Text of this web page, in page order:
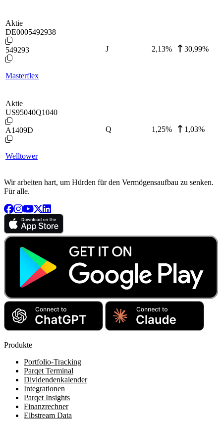
Aktie
DE0005492938
549293
Masterflex
J 2,13% 30,99%
Aktie
US95040Q1040
A1409D
Welltower
Q 1,25% 1,03%
Wir arbeiten hart, um Hürden für den Vermögensaufbau zu senken.
Für alle.
Produkte
Portfolio-Tracking
Parqet Terminal
Dividendenkalender
Integrationen
Parqet Insights
Finanzrechner
Elbstream Data